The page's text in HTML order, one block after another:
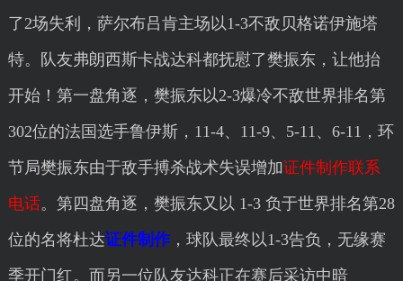
了2场失利，萨尔布吕肯主场以1-3不敌贝格诺伊施塔
特。队友弗朗西斯卡战达科都抚慰了樊振东，让他抬
开始！第一盘角逐，樊振东以2-3爆冷不敌世界排名第
302位的法国选手鲁伊斯，11-4、11-9、5-11、6-11，环
节局樊振东由于敌手搏杀战术失误增加证件制作联系
电话。第四盘角逐，樊振东又以 1-3 负于世界排名第28
位的名将杜达证件制作，球队最终以1-3告负，无缘赛
季开门红。而另一位队友达科正在赛后采访中暗